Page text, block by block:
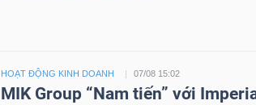
HOẠT ĐỘNG KINH DOANH 07/08 15:02
MIK Group “Nam tiến” với